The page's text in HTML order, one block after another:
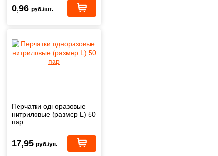
0,96 руб./шт.
Перчатки одноразовые
нитриловые (размер L) 50
пар
17,95 руб./уп.